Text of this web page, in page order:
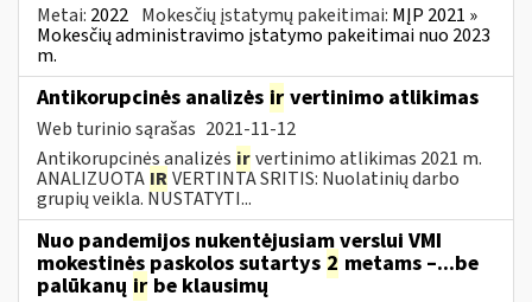
Metai: 2022 Mokesčių įstatymų pakeitimai: MĮP 2021 »
Mokesčių administravimo įstatymo pakeitimai nuo 2023
m.
Antikorupcinės analizės ir vertinimo atlikimas
Web turinio sąrašas 2021-11-12
Antikorupcinės analizės irvertinimo atlikimas 2021 m.
ANALIZUOTA IRVERTINTA SRITIS: Nuolatinių darbo
grupių veikla. NUSTATYTI...
Nuo pandemijos nukentėjusiam verslui VMI
mokestinės paskolos sutartys 2 metams –...be
palūkanų ir be klausimų